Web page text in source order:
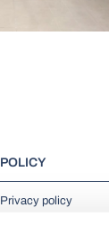
POLICY
Privacy policy